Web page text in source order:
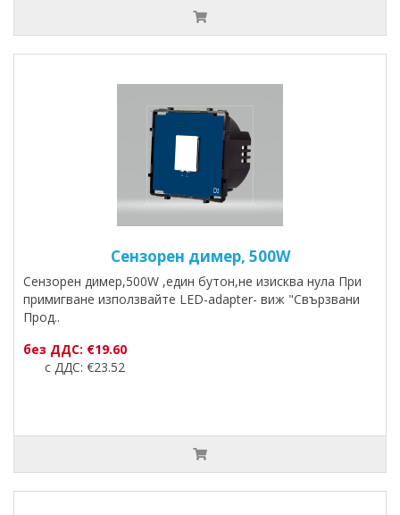
Сензорен димер, 500W
Сензорен димер,500W ,един бутон,не изисква нула При
примигване използвайте LED-adapter- виж "Свързвани
Прод..
без ДДС: €19.60
с ДДС: €23.52